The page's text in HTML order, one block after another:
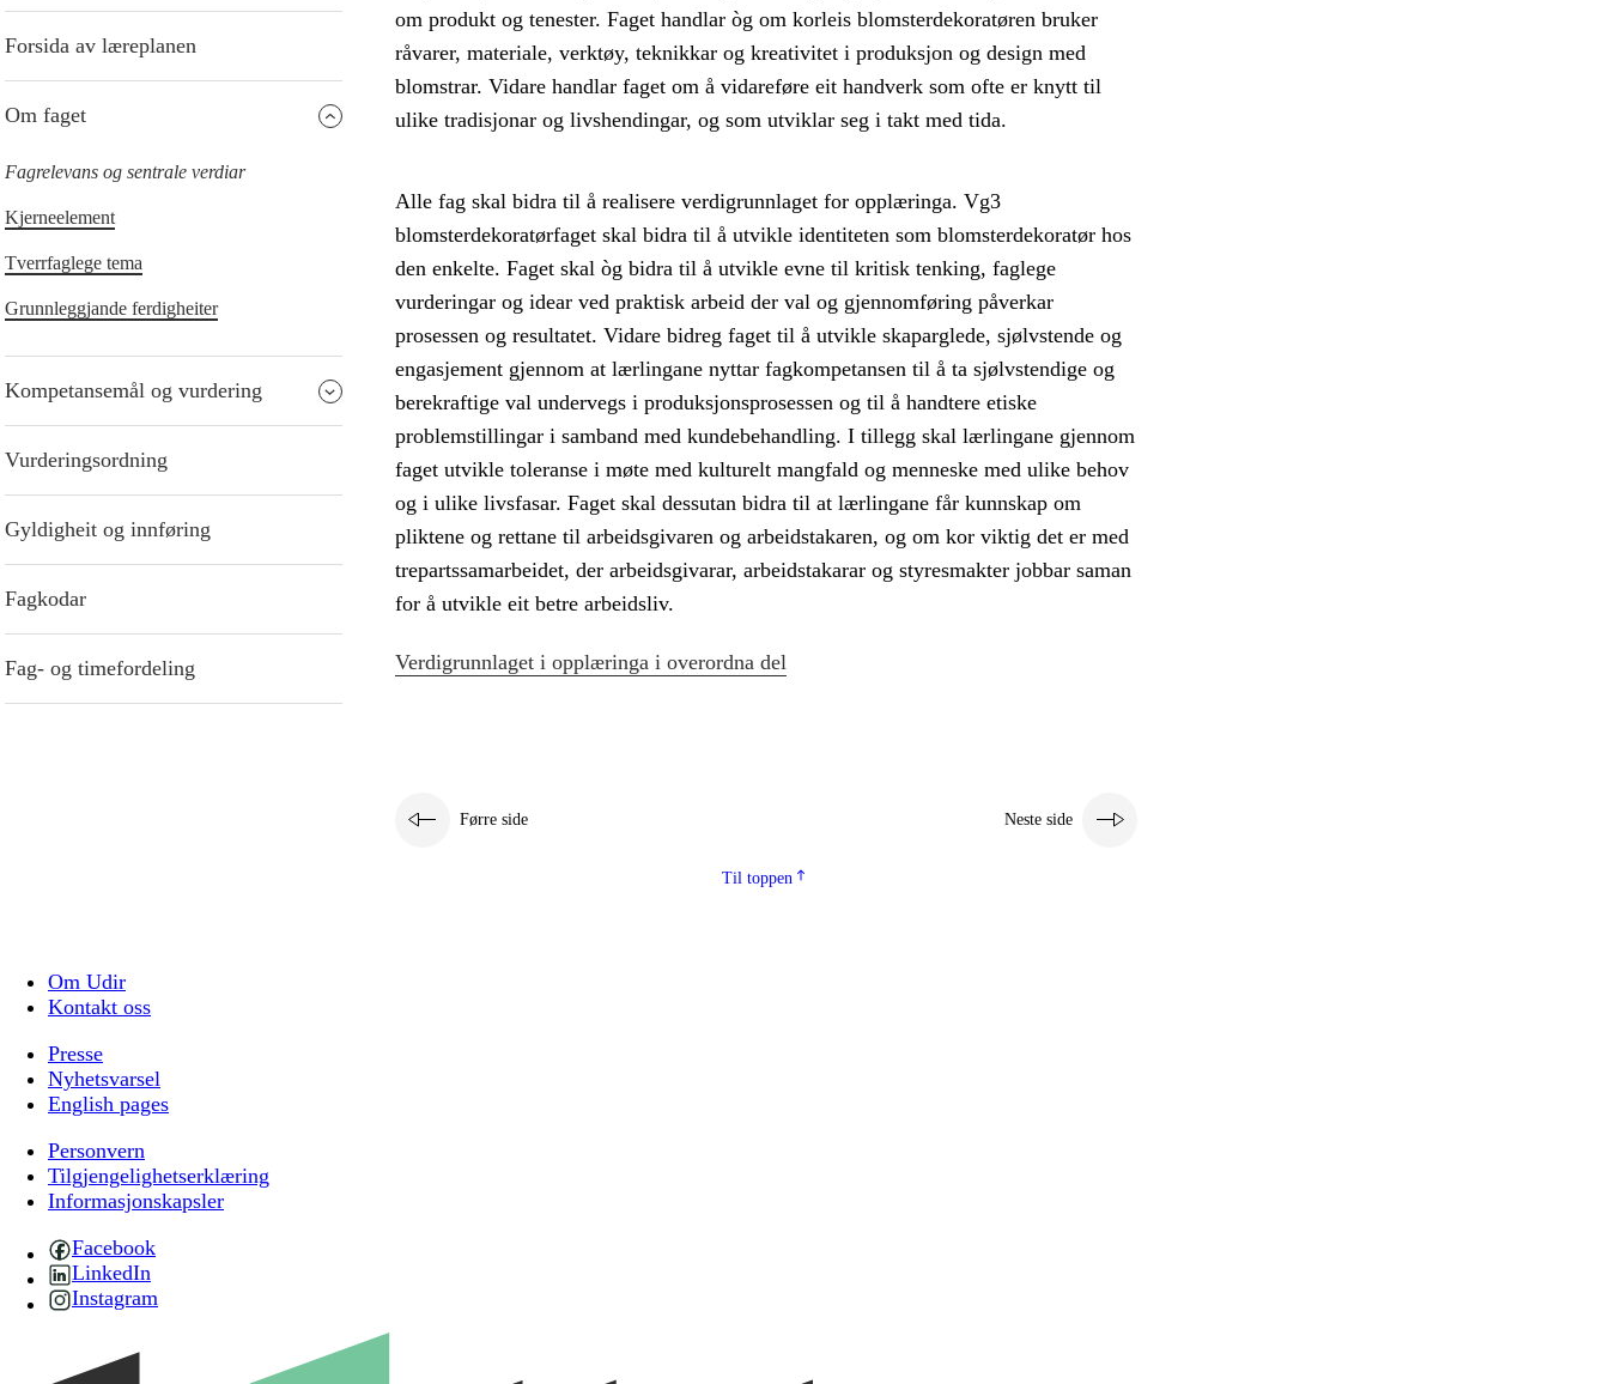
Forsida av læreplanen
Om faget
Fagrelevans og sentrale verdiar
Kjerneelement
Tverrfaglege tema
Grunnleggjande ferdigheiter
Kompetansemål og vurdering
Vurderingsordning
Gyldigheit og innføring
Fagkodar
Fag- og timefordeling
om produkt og tenester. Faget handlar òg om korleis blomsterdekoratøren bruker
råvarer, materiale, verktøy, teknikkar og kreativitet i produksjon og design med
blomstrar. Vidare handlar faget om å vidareføre eit handverk som ofte er knytt til
ulike tradisjonar og livshendingar, og som utviklar seg i takt med tida.
Alle fag skal bidra til å realisere verdigrunnlaget for opplæringa. Vg3
blomsterdekoratørfaget skal bidra til å utvikle identiteten som blomsterdekoratør hos
den enkelte. Faget skal òg bidra til å utvikle evne til kritisk tenking, faglege
vurderingar og idear ved praktisk arbeid der val og gjennomføring påverkar
prosessen og resultatet. Vidare bidreg faget til å utvikle skaparglede, sjølvstende og
engasjement gjennom at lærlingane nyttar fagkompetansen til å ta sjølvstendige og
berekraftige val undervegs i produksjonsprosessen og til å handtere etiske
problemstillingar i samband med kundebehandling. I tillegg skal lærlingane gjennom
faget utvikle toleranse i møte med kulturelt mangfald og menneske med ulike behov
og i ulike livsfasar. Faget skal dessutan bidra til at lærlingane får kunnskap om
pliktene og rettane til arbeidsgivaren og arbeidstakaren, og om kor viktig det er med
trepartssamarbeidet, der arbeidsgivarar, arbeidstakarar og styresmakter jobbar saman
for å utvikle eit betre arbeidsliv.
Verdigrunnlaget i opplæringa i overordna del
Førre side Neste side
Til toppen
Om Udir
Kontakt oss
Presse
Nyhetsvarsel
English pages
Personvern
Tilgjengelighetserklæring
Informasjonskapsler
Facebook
LinkedIn
Instagram